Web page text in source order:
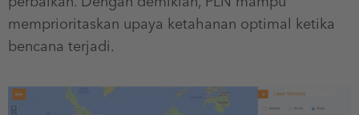
memprioritaskan upaya ketahanan optimal ketika
bencana terjadi.